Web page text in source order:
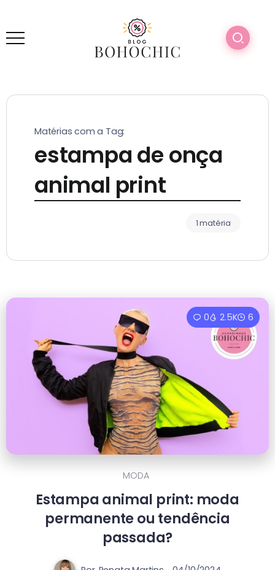
Matérias com a Tag:
estampa de onça
animal print
1 matéria
0 2.5K 6
MODA
Estampa animal print: moda
permanente ou tendência
passada?